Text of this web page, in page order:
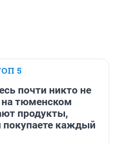
5
почти никто не
на тюменском
продукты,
каждый